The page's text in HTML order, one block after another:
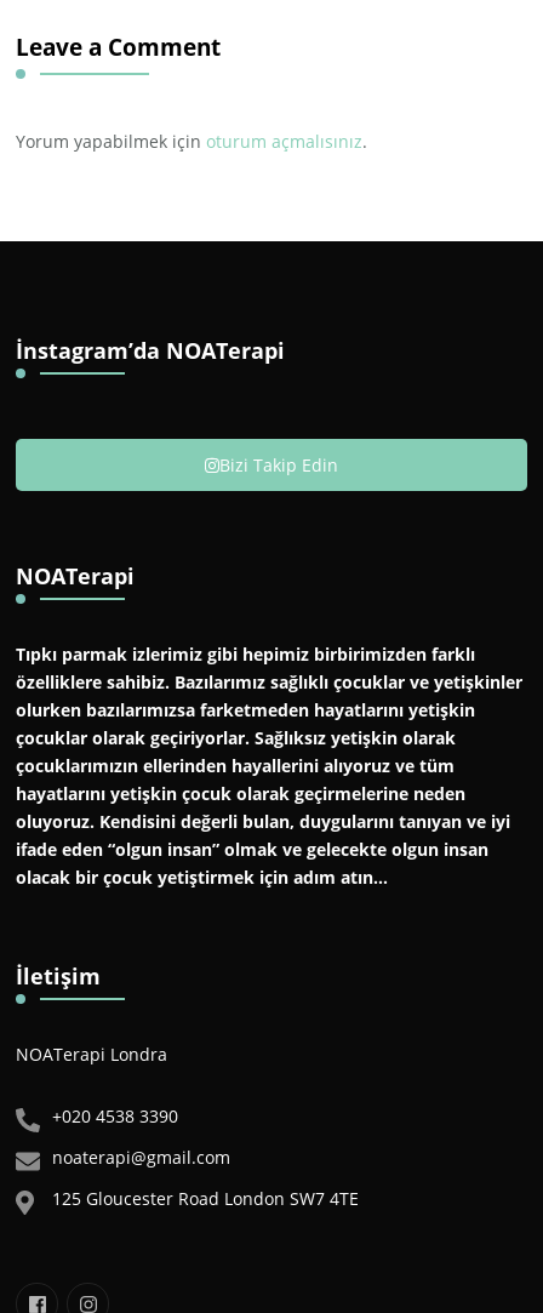
Leave a Comment
Yorum yapabilmek için oturum açmalısınız.
İnstagram’da NOATerapi
Bizi Takip Edin
NOATerapi
Tıpkı parmak izlerimiz gibi hepimiz birbirimizden farklı
özelliklere sahibiz. Bazılarımız sağlıklı çocuklar ve yetişkinler
olurken bazılarımızsa farketmeden hayatlarını yetişkin
çocuklar olarak geçiriyorlar. Sağlıksız yetişkin olarak
çocuklarımızın ellerinden hayallerini alıyoruz ve tüm
hayatlarını yetişkin çocuk olarak geçirmelerine neden
oluyoruz. Kendisini değerli bulan, duygularını tanıyan ve iyi
ifade eden “olgun insan” olmak ve gelecekte olgun insan
olacak bir çocuk yetiştirmek için adım atın…
İletişim
NOATerapi Londra
+020 4538 3390
noaterapi@gmail.com
125 Gloucester Road London SW7 4TE